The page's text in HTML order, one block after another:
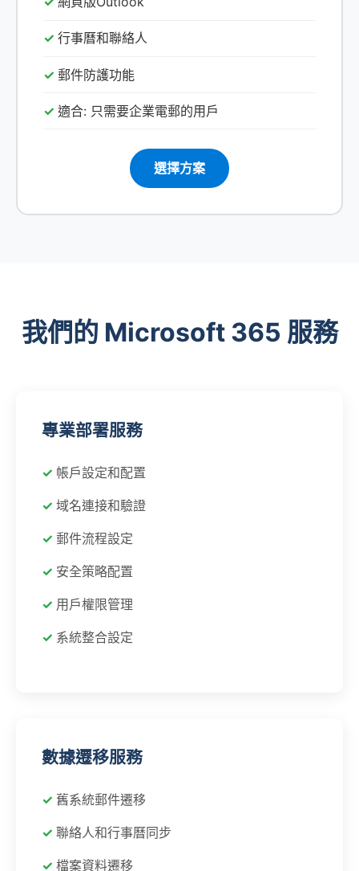
行事曆和聯絡人
郵件防護功能
適合: 只需要企業電郵的用戶
選擇方案
我們的 Microsoft 365 服務
專業部署服務
帳戶設定和配置
域名連接和驗證
郵件流程設定
安全策略配置
用戶權限管理
系統整合設定
數據遷移服務
舊系統郵件遷移
聯絡人和行事曆同步
檔案資料遷移